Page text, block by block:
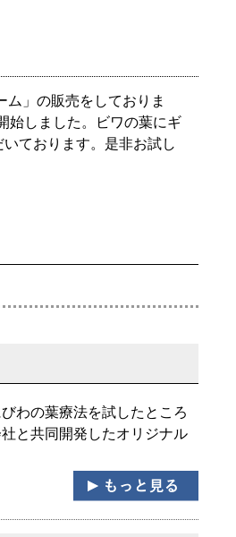
」の販売をしておりま
始しました。ビワの葉にギ
ております。是非お試し
わの葉療法を試したところ
と共同開発したオリジナル